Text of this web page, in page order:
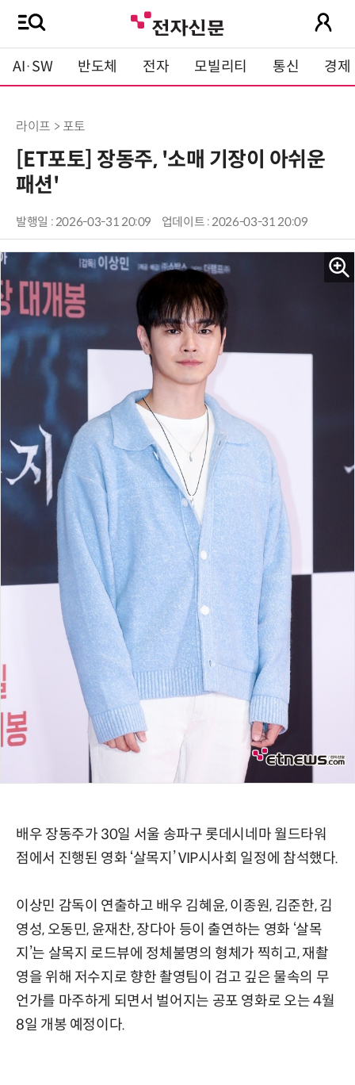
AI·SW 반도체 전자 모빌리티 통신 경제
라이프 > 포토
[ET포토] 장동주, '소매 기장이 아쉬운
패션'
발행일 : 2026-03-31 20:09 업데이트 : 2026-03-31 20:09
배우 장동주가 30일 서울 송파구 롯데시네마 월드타워
점에서 진행된 영화 ‘살목지’ VIP시사회 일정에 참석했다.
이상민 감독이 연출하고 배우 김혜윤, 이종원, 김준한, 김
영성, 오동민, 윤재찬, 장다아 등이 출연하는 영화 ‘살목
지’는 살목지 로드뷰에 정체불명의 형체가 찍히고, 재촬
영을 위해 저수지로 향한 촬영팀이 검고 깊은 물속의 무
언가를 마주하게 되면서 벌어지는 공포 영화로 오는 4월
8일 개봉 예정이다.